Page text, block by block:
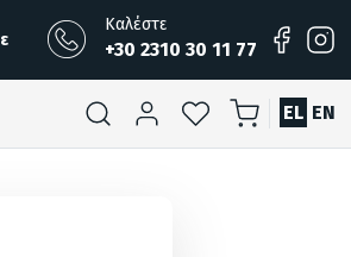
Καλέστε
+30 2310 30 11 77
EL EN